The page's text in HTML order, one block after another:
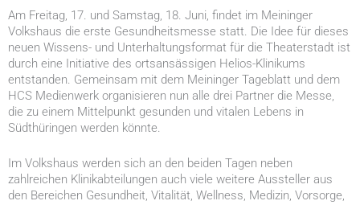
Am Freitag, 17. und Samstag, 18. Juni, findet im Meininger
Volkshaus die erste Gesundheitsmesse statt. Die Idee für dieses
neuen Wissens- und Unterhaltungsformat für die Theaterstadt ist
durch eine Initiative des ortsansässigen Helios-Klinikums
entstanden. Gemeinsam mit dem Meininger Tageblatt und dem
HCS Medienwerk organisieren nun alle drei Partner die Messe,
die zu einem Mittelpunkt gesunden und vitalen Lebens in
Südthüringen werden könnte.
Im Volkshaus werden sich an den beiden Tagen neben
zahlreichen Klinikabteilungen auch viele weitere Aussteller aus
den Bereichen Gesundheit, Vitalität, Wellness, Medizin, Vorsorge,